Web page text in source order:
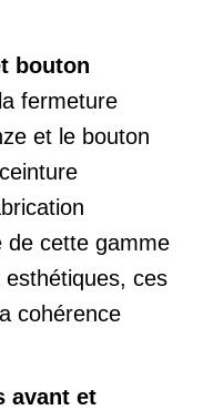
bouton
fermeture
et le bouton
de cette gamme
ces
cohérence
avant et